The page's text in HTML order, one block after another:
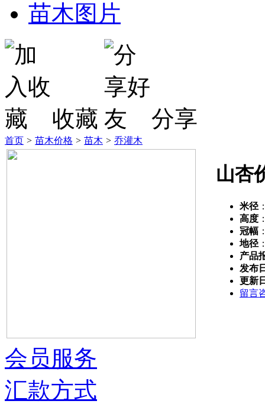
苗木图片
收藏 分享
首页 > 苗木价格 > 苗木 > 乔灌木
山杏
米径
高度
冠幅
地径
产品
发布
更新
留言
会员服务
汇款方式